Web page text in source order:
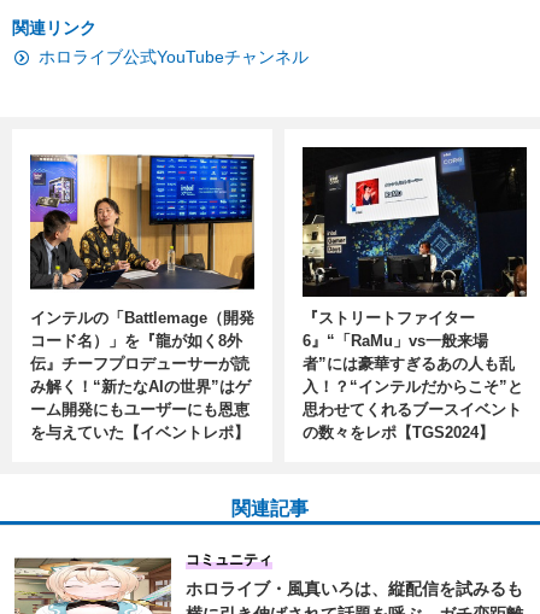
関連リンク
ホロライブ公式YouTubeチャンネル
インテルの「Battlemage（開発
コード名）」を『龍が如く8外
伝』チーフプロデューサーが読
み解く！“新たなAIの世界”はゲ
ーム開発にもユーザーにも恩恵
を与えていた【イベントレポ】
『ストリートファイター
6』“「RaMu」vs一般来場
者”には豪華すぎるあの人も乱
入！？“インテルだからこそ”と
思わせてくれるブースイベント
の数々をレポ【TGS2024】
関連記事
ホロライブ・風真いろは、縦配信を試みるも
コミュニティ